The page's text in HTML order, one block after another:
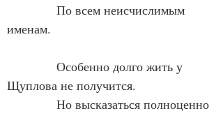
По всем неисчислимым
именам.
Особенно долго жить у
Щуплова не получится.
Но высказаться полноценно